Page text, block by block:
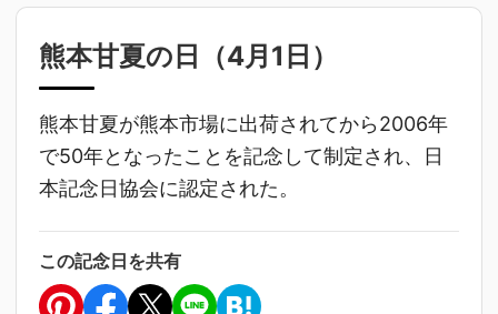
熊本甘夏の日（4月1日 ）
熊本甘夏が熊本市場に出荷されてから2006年
で50年となったことを記念して制定され、日
本記念日協会に認定された。
この記念日を共有